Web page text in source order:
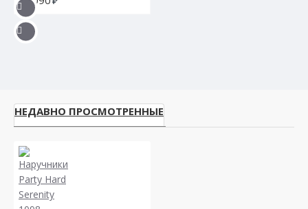
НЕДАВНО ПРОСМОТРЕННЫЕ